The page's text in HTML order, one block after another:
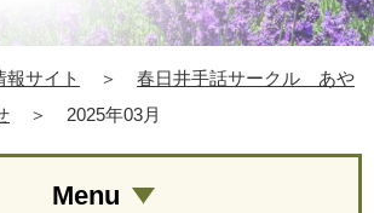
報サイト ＞
春日井手話サークル あや
＞ 2025年03月
Menu